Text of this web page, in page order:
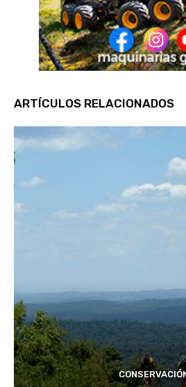
ARTÍCULOS RELACIONADOS